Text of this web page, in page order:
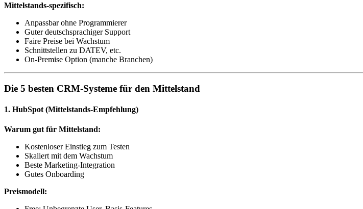
Mittelstands-spezifisch:
Anpassbar ohne Programmierer
Guter deutschsprachiger Support
Faire Preise bei Wachstum
Schnittstellen zu DATEV, etc.
On-Premise Option (manche Branchen)
Die 5 besten CRM-Systeme für den Mittelstand
1. HubSpot (Mittelstands-Empfehlung)
Warum gut für Mittelstand:
Kostenloser Einstieg zum Testen
Skaliert mit dem Wachstum
Beste Marketing-Integration
Gutes Onboarding
Preismodell: